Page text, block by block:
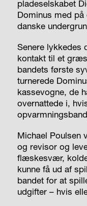
pladeselskabet
Dominus med
danske
Senere lykkedes
kontakt til et
bandets første
turnerede
kassevogne, de
overnattede i,
Michael Poulsen
og revisor og
flæskesvær,
kunne få ud af
bandet for at
udgifter – hvis